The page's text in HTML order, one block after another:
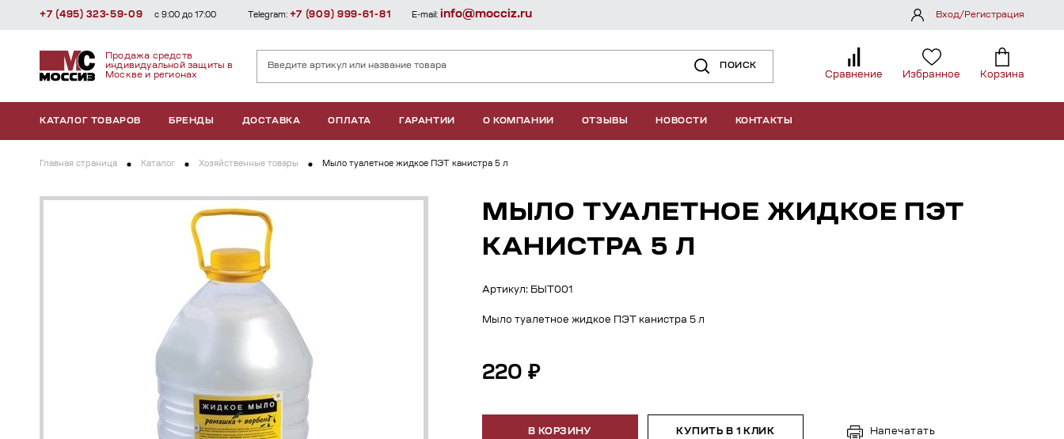
Продажа средств
индивидуальной защиты в
Москве и регионах
ПОИСК
Сравнение Избранное Корзина
КАТАЛОГ ТОВАРОВ БРЕНДЫ ДОСТАВКА ОПЛАТА ГАРАНТИИ О КОМПАНИИ ОТЗЫВЫ НОВОСТИ КОНТАКТЫ
+7 (495) 323-59-09 с 9:00 до 17:00 Telegram: +7 (909) 999-61-81 E-mail: info@mocciz.ru Вход/Регистрация
Главная страница Каталог Хозяйственные товары Мыло туалетное жидкое ПЭТ канистра 5 л
МЫЛО ТУАЛЕТНОЕ ЖИДКОЕ ПЭТ
КАНИСТРА 5 Л
Артикул: БЫТ001
Мыло туалетное жидкое ПЭТ канистра 5 л
220 ₽
В КОРЗИНУ КУПИТЬ В 1 КЛИК Напечатать